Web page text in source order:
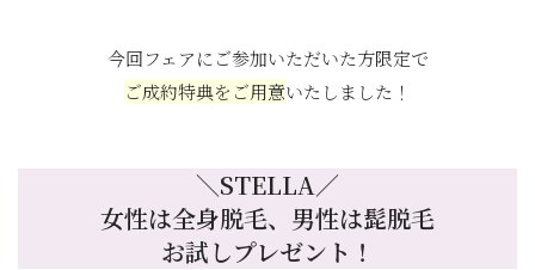
今回フェアにご参加いただいた方限定で
ご成約特典をご用意いたしました！
＼STELLA／
女性は全身脱毛、男性は髭脱毛
お試しプレゼント！